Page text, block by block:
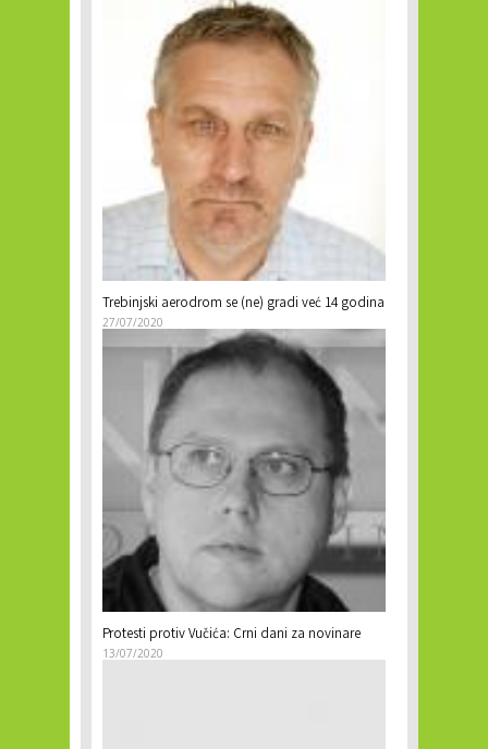
Trebinjski aerodrom se (ne) gradi već 14 godina
27/07/2020
Protesti protiv Vučića: Crni dani za novinare
13/07/2020